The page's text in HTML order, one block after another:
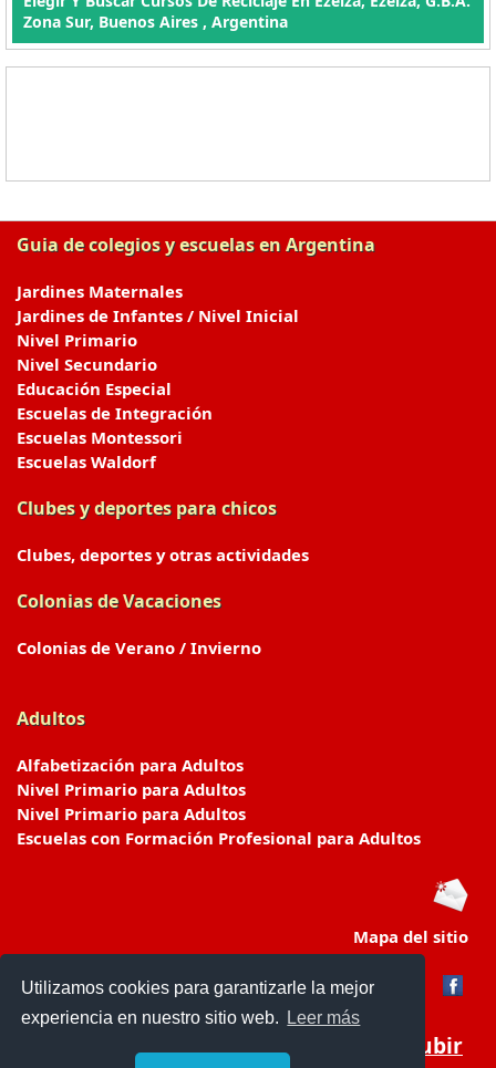
Utilizamos cookies para garantizarle la mejor
experiencia en nuestro sitio web.
Leer más
Zona Sur, Buenos Aires , Argentina
Guia de colegios y escuelas en Argentina
Jardines Maternales
Jardines de Infantes / Nivel Inicial
Nivel Primario
Nivel Secundario
Educación Especial
Escuelas de Integración
Escuelas Montessori
Escuelas Waldorf
Clubes y deportes para chicos
Clubes, deportes y otras actividades
Colonias de Vacaciones
Colonias de Verano / Invierno
Adultos
Alfabetización para Adultos
Nivel Primario para Adultos
Nivel Primario para Adultos
Escuelas con Formación Profesional para Adultos
Mapa del sitio
Subir